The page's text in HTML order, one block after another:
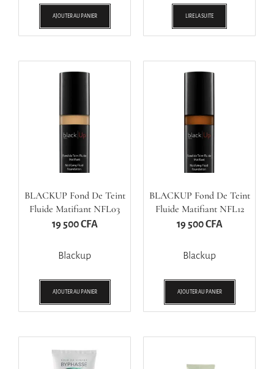
AJOUTER AU PANIER LIRE LA SUITE
BLACKUP Fond De Teint
Fluide Matifiant NFL03
19 500CFA
Blackup
AJOUTER AU PANIER
BLACKUP Fond De Teint
Fluide Matifiant NFL12
19 500CFA
Blackup
AJOUTER AU PANIER